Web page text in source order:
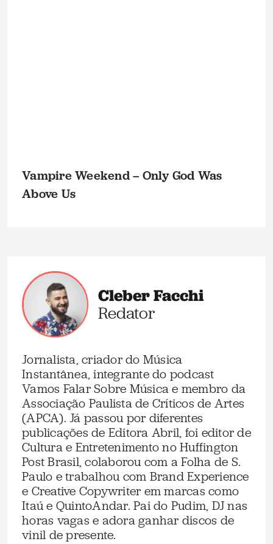
Vampire Weekend – Only God Was
Above Us
Cleber Facchi
Redator
Jornalista, criador do Música
Instantânea, integrante do podcast
Vamos Falar Sobre Música e membro da
Associação Paulista de Críticos de Artes
(APCA). Já passou por diferentes
publicações de Editora Abril, foi editor de
Cultura e Entretenimento no Huffington
Post Brasil, colaborou com a Folha de S.
Paulo e trabalhou com Brand Experience
e Creative Copywriter em marcas como
Itaú e QuintoAndar. Pai do Pudim, DJ nas
horas vagas e adora ganhar discos de
vinil de presente.